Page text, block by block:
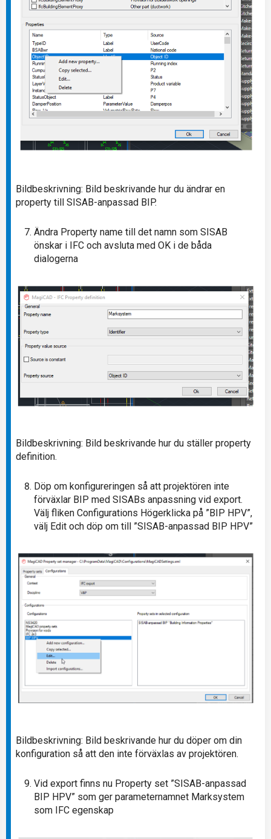
Bildbeskrivning: Bild beskrivande hur du ändrar en
property till SISAB-anpassad BIP.
Ändra Property name till det namn som SISAB
önskar i IFC och avsluta med OK i de båda
dialogerna
Bildbeskrivning: Bild beskrivande hur du ställer property
definition.
Döp om konfigureringen så att projektören inte
förväxlar BIP med SISABs anpassning vid export.
Välj fliken Configurations Högerklicka på ”BIP HPV”,
välj Edit och döp om till ”SISAB-anpassad BIP HPV”
Bildbeskrivning: Bild beskrivande hur du döper om din
konfiguration så att den inte förväxlas av projektören.
Vid export finns nu Property set ”SISAB-anpassad
BIP HPV” som ger parameternamnet Marksystem
som IFC egenskap